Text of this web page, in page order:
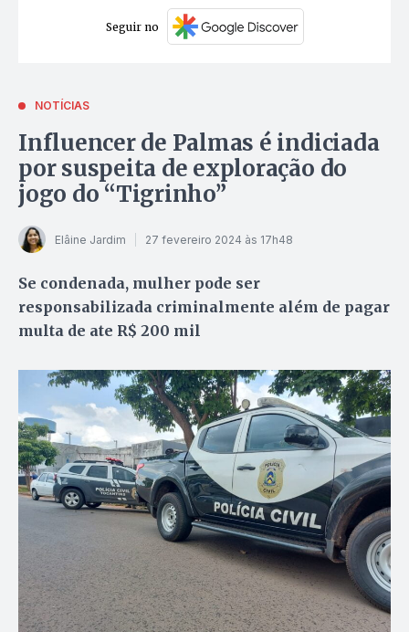
Seguir no
NOTÍCIAS
Influencer de Palmas é indiciada
por suspeita de exploração do
jogo do “Tigrinho”
Elâine Jardim 27 fevereiro 2024 às 17h48
Se condenada, mulher pode ser
responsabilizada criminalmente além de pagar
multa de ate R$ 200 mil